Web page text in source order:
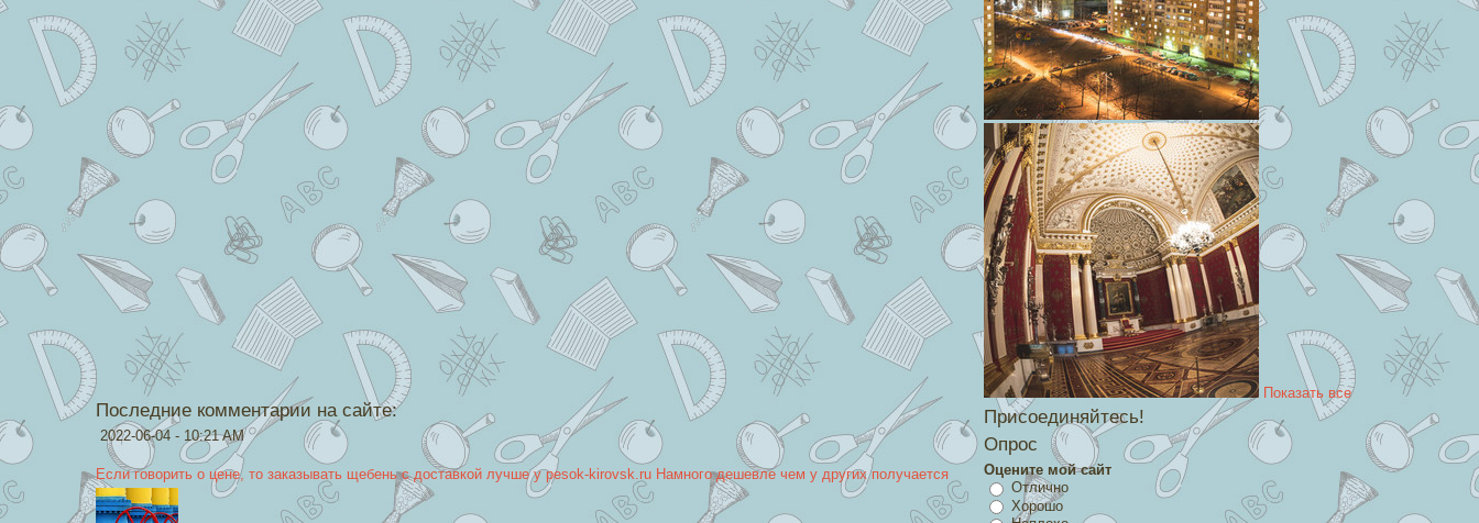
Показать все
Присоединяйтесь!
Опрос
Оцените мой сайт
Отлично
Хорошо
Последние комментарии на сайте:
2022-06-04 - 10:21 AM
Если говорить о цене, то заказывать щебень с доставкой лучше у pesok-kirovsk.ru Намного дешевле чем у других получается